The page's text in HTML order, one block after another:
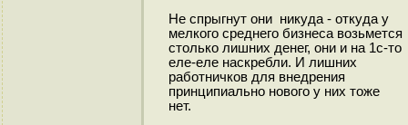
Не спрыгнут они никуда - откуда у
мелкого среднего бизнеса возьмется
столько лишних денег, они и на 1с-то
еле-еле наскребли. И лишних
работничков для внедрения
принципиально нового у них тоже
нет.